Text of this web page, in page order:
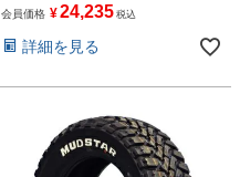
会員価格 ¥24,235 税込
詳細を見る